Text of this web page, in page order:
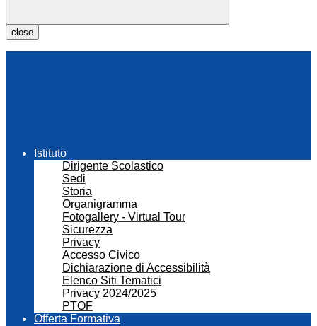
close
Istituto
Dirigente Scolastico
Sedi
Storia
Organigramma
Fotogallery - Virtual Tour
Sicurezza
Privacy
Accesso Civico
Dichiarazione di Accessibilità
Elenco Siti Tematici
Privacy 2024/2025
PTOF
Offerta Formativa